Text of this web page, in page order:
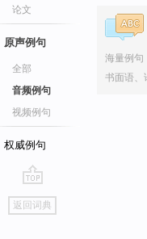
论文
原声例句
全部
音频例句
视频例句
权威例句
go
top
返回词典
海量例句
书面语、